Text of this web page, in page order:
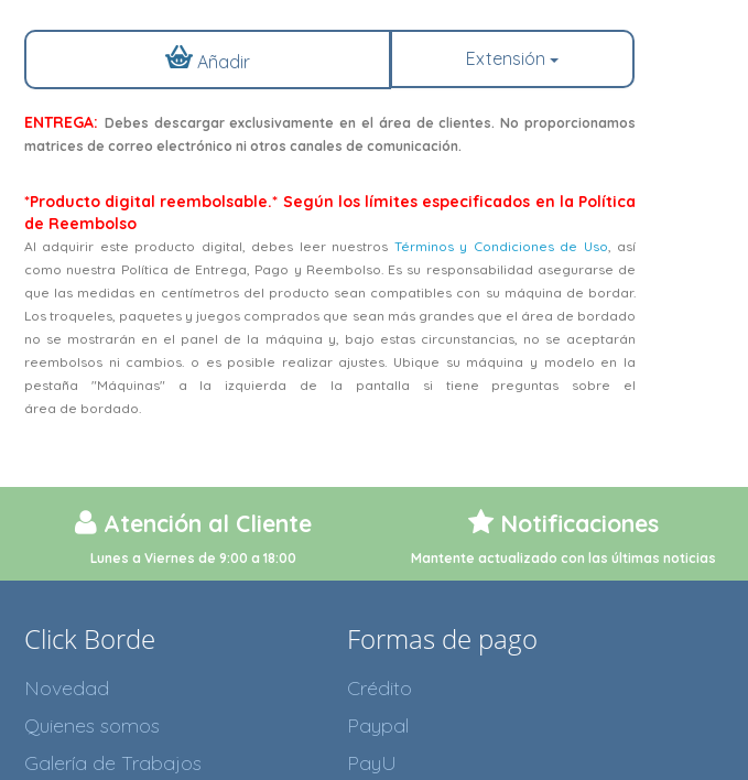
Añadir Extensión
ENTREGA: Debes descargar exclusivamente en el área de clientes. No proporcionamos
matrices de correo electrónico ni otros canales de comunicación.
*Producto digital reembolsable.* Según los límites especificados en la Política
de Reembolso
Al adquirir este producto digital, debes leer nuestros Términos y Condiciones de Uso , así
como nuestra Política de Entrega, Pago y Reembolso. Es su responsabilidad asegurarse de
que las medidas en centímetros del producto sean compatibles con su máquina de bordar.
Los troqueles, paquetes y juegos comprados que sean más grandes que el área de bordado
no se mostrarán en el panel de la máquina y, bajo estas circunstancias, no se aceptarán
reembolsos ni cambios. o es posible realizar ajustes. Ubique su máquina y modelo en la
pestaña "Máquinas" a la izquierda de la pantalla si tiene preguntas sobre el
área de bordado.
Atención al Cliente
Lunes a Viernes de 9:00 a 18:00
Notificaciones
Mantente actualizado con las últimas noticias
Click Borde
Novedad
Quienes somos
Galería de Trabajos
Formas de pago
Crédito
Paypal
PayU